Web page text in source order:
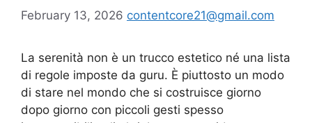
February 13, 2026 contentcore21@gmail.com
La serenità non è un trucco estetico né una lista
di regole imposte da guru. È piuttosto un modo
di stare nel mondo che si costruisce giorno
dopo giorno con piccoli gesti spesso